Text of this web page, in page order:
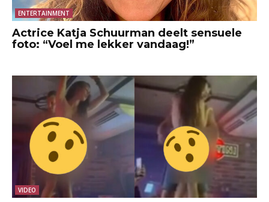
ENTERTAINMENT
Actrice Katja Schuurman deelt sensuele
foto: “Voel me lekker vandaag!”
VIDEO